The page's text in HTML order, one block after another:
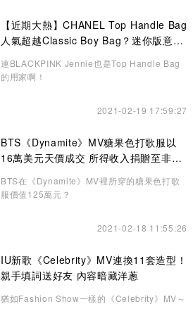
【近期大熱】CHANEL Top Handle Bag
人氣超越Classic Boy Bag？迷你版意想
連BLACKPINK Jennie也是Top Handle Bag
的用家啊！
2021-02-19 17:59:27
BTS《Dynamite》MV糖果色打歌服以
16萬美元天價成交 所得收入捐贈至非牟
BTS在《Dynamite》MV裡所穿的糖果色打歌
服價值125萬元？
2021-02-18 11:55:26
IU新歌《Celebrity》MV連換11套造型！
親手填詞送好友 內容暗藏洋蔥
猶如Fashion Show一樣的《Celebrity》MV～